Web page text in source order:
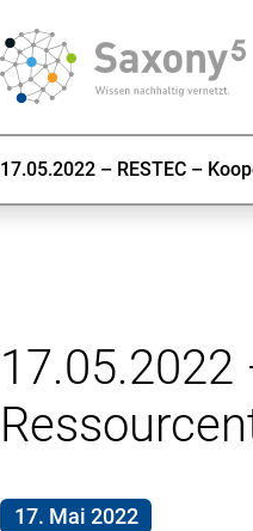
17.05.2022 – RESTEC –
17.05.2022
17. Mai 2022